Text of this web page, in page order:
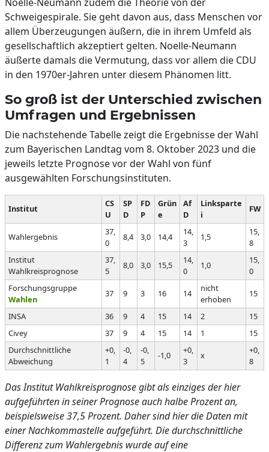
Schweigespirale. Sie geht davon aus, dass Menschen vor
allem Überzeugungen äußern, die in ihrem Umfeld als
gesellschaftlich akzeptiert gelten. Noelle-Neumann
äußerte damals die Vermutung, dass vor allem die CDU
in den 1970er-Jahren unter diesem Phänomen litt.
So groß ist der Unterschied zwischen
Umfragen und Ergebnissen
Die nachstehende Tabelle zeigt die Ergebnisse der Wahl
zum Bayerischen Landtag vom 8. Oktober 2023 und die
jeweils letzte Prognose vor der Wahl von fünf
ausgewählten Forschungsinstituten.
Institut
CS
U
SP
D
FD
P
Grün
e
Af
D
Linksparte
i
FW
Wahlergebnis
37,
0
8,4 3,0 14,4
14,
3
1,5
15,
8
Institut
Wahlkreisprognose
37,
5
8,0 3,0 15,5
14,
0
1,0
15,
0
Forschungsgruppe
Wahlen
37 9 3 16 14
nicht
erhoben
15
INSA 36 9 4 15 14 2
15
Civey
37 9 4 15 14 1
15
Durchschnittliche
Abweichung
+0,
1
-0,
4
-0,
5
-1,0
+0,
3
x
+0,
8
Das Institut Wahlkreisprognose gibt als einziges der hier
aufgeführten in seiner Prognose auch halbe Prozent an,
beispielsweise 37,5 Prozent. Daher sind hier die Daten mit
einer Nachkommastelle aufgeführt. Die durchschnittliche
Differenz zum Wahlergebnis wurde auf eine